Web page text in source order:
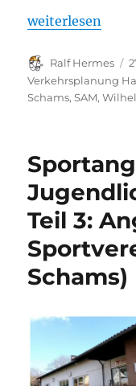
„Ärger um
weiterlesen
Autor
Ralf Hermes
Verkehrsplanung
Schams,SAM,
Teil 3:
Schams)